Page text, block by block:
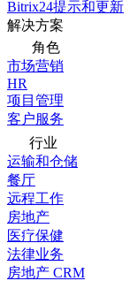
Bitrix24提示和更新
解决方案
角色
市场营销
HR
项目管理
客户服务
行业
运输和仓储
餐厅
远程工作
房地产
医疗保健
法律业务
房地产 CRM